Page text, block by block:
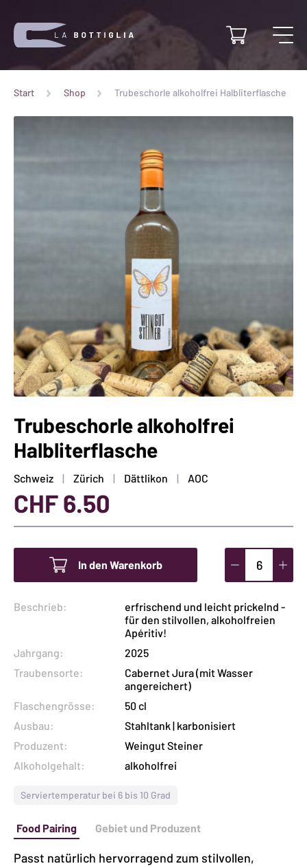
Start Shop Trubeschorle alkoholfrei Halbliterflasche
Trubeschorle alkoholfrei
Halbliterflasche
Schweiz Zürich Dättlikon AOC
CHF6.50
Trubeschorle
Menge
In den Warenkorb
Beschrieb:
erfrischend und leicht prickelnd -
für den stilvollen, alkoholfreien
Apéritiv!
Jahrgang:
2025
Traubensorte:
Cabernet Jura (mit Wasser
angereichert)
Flaschengrösse:
50 cl
Ausbau:
Stahltank | karbonisiert
Produzent:
Weingut Steiner
Alkoholgehalt:
alkoholfrei
Serviertemperatur bei 6 bis 10 Grad
Food Pairing Gebiet und Produzent
Passt natürlich hervorragend zum stilvollen,